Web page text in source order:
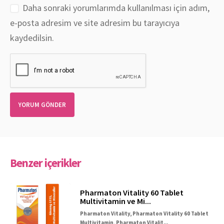
Daha sonraki yorumlarımda kullanılması için adım,
e-posta adresim ve site adresim bu tarayıcıya
kaydedilsin.
Benzer içerikler
Pharmaton Vitality 60 Tablet
Multivitamin ve Mi...
Pharmaton Vitality, Pharmaton Vitality 60 Tablet